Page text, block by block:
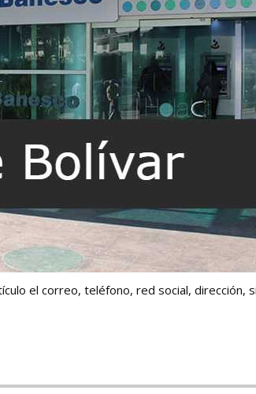
el correo, teléfono, red social, dirección,